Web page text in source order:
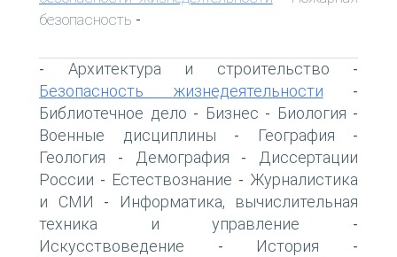
безопасность -
- Архитектура и строительство -
Безопасность жизнедеятельности -
Библиотечное дело - Бизнес - Биология -
Военные дисциплины - География -
Геология - Демография -
Диссертации
России - Естествознание - Журналистика
и СМИ -
Информатика, вычислительная
техника и управление -
Искусствоведение - История -